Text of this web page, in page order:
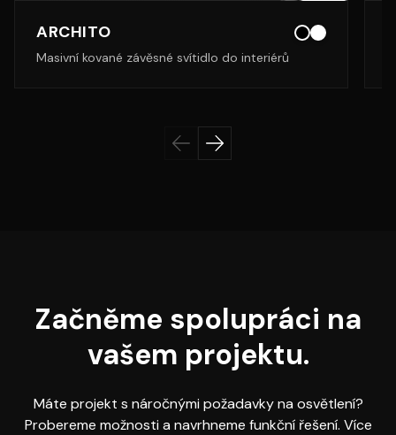
ARCHITO
Masivní kované závěsné svítidlo do interiérů
Začněme spolupráci na
vašem projektu.
Máte projekt s náročnými požadavky na osvětlení?
Probereme možnosti a navrhneme funkční řešení. Více